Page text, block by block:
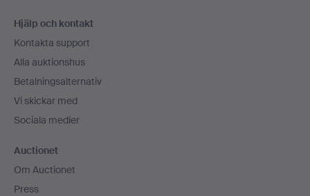
Hjälp och kontakt
Kontakta support
Alla auktionshus
Betalningsalternativ
Vi skickar med
Sociala medier
Auctionet
Om Auctionet
Press